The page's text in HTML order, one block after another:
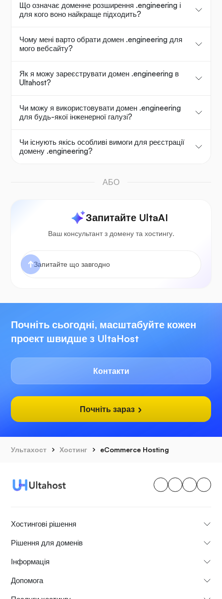
Що означає доменне розширення .engineering і
для кого воно найкраще підходить?
Чому мені варто обрати домен .engineering для
мого вебсайту?
Як я можу зареєструвати домен .engineering в
Ultahost?
Чи можу я використовувати домен .engineering
для будь-якої інженерної галузі?
Чи існують якісь особливі вимоги для реєстрації
домену .engineering?
АБО
Запитайте UltaAI
Ваш консультант з домену та хостингу.
Почніть сьогодні, масштабуйте кожен
проект швидше з UltaHost
Контакти
Почніть зараз
Ультахост Хостинг eCommerce Hosting
Хостингові рішення
Рішення для доменів
Інформація
Допомога